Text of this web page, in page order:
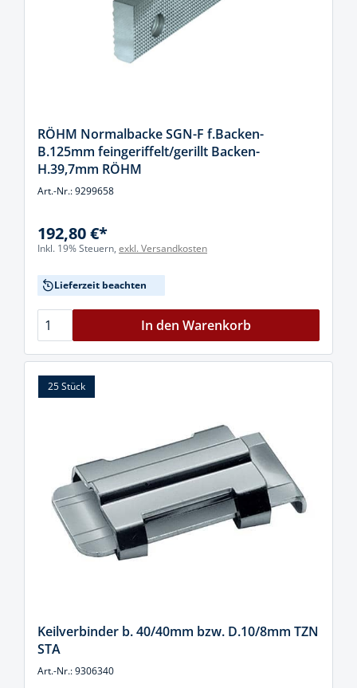
RÖHM Normalbacke SGN-F f.Backen-
B.125mm feingeriffelt/gerillt Backen-
H.39,7mm RÖHM
Art.-Nr.: 9299658
192,80 €*
Inkl. 19% Steuern, exkl. Versandkosten
Lieferzeit beachten
In den Warenkorb
25 Stück
Keilverbinder b. 40/40mm bzw. D.10/8mm TZN
STA
Art.-Nr.: 9306340